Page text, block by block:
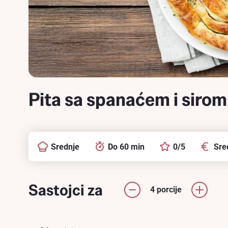
Pita sa spanaćem i sirom
Srednje Do 60 min 0/5
Sastojci za 4 porcije